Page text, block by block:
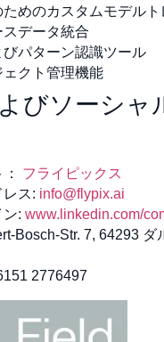
めのカスタムモデル
データ統合
パターン認識ツール
クト管理機能
びソーシャ
フライピックス
レス: info@flypix.ai
ン: www.linkedin.com/
Bosch-Str. 7, 64293 ダ
2776497